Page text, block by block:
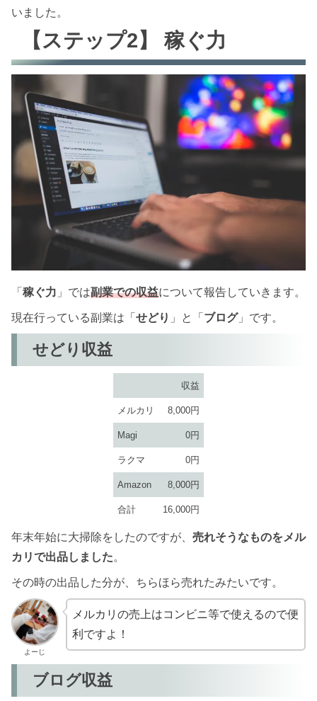
いました。
【ステップ2】 稼ぐ力
「 稼ぐ力 」では副業での収益について報告していきます。
現在行っている副業は「 せどり 」と「 ブログ」です。
せどり収益
収益
メルカリ 8,000円
Magi 0円
ラクマ 0円
Amazon 8,000円
合計 16,000円
年末年始に大掃除をしたのですが、 売れそうなものをメル
カリで出品しました。
その時の出品した分が、ちらほら売れたみたいです。
よーじ
メルカリの売上はコンビニ等で使えるので便
利ですよ！
ブログ収益